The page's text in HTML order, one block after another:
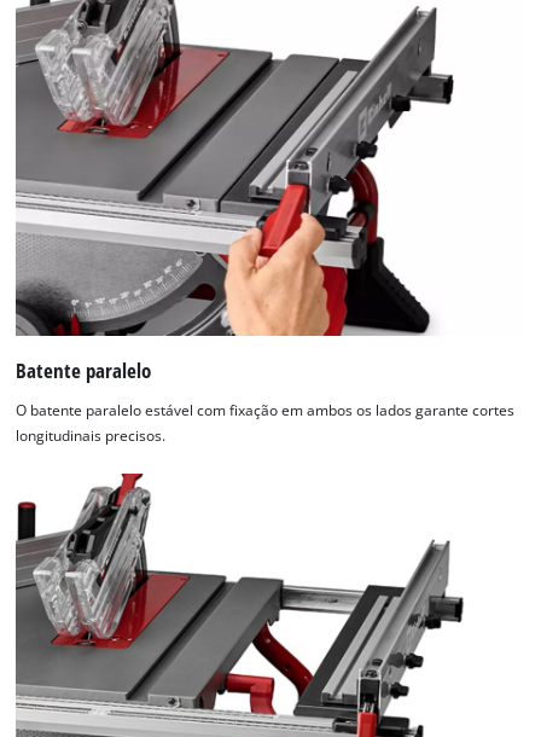
Precisamos do seu consentimento para
carregar o serviço Google Maps!
This content is not permitted to load due
to the list of technologies used.
Batente paralelo
O batente paralelo estável com fixação em ambos os lados garante cortes
longitudinais precisos.